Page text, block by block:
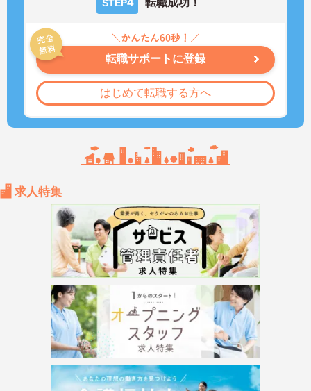
STEP 転職成功！
転職サポートに登録
はじめて転職する方へ
求人特集